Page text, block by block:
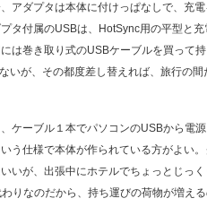
アダプタは本体に付けっぱなしで、充
タ付属のUSBは、HotSync用の平型と
は巻き取り式のUSBケーブルを買って
いが、その都度差し替えれば、旅行の間
ケーブル１本でパソコンのUSBから電
う仕様で本体が作られている方がよい
いが、出張中にホテルでちょっとじっ
りなのだから、持ち運びの荷物が増え